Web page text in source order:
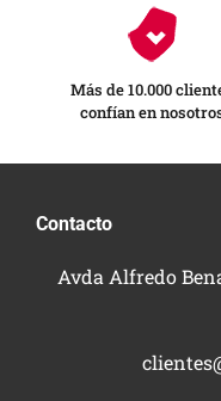
Más de 10.000
confían en
Contacto
Avda Alfredo